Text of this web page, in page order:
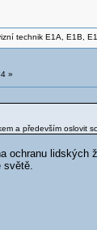
technik E1A, E1B,
»
a především oslovit
ochranu
světě.